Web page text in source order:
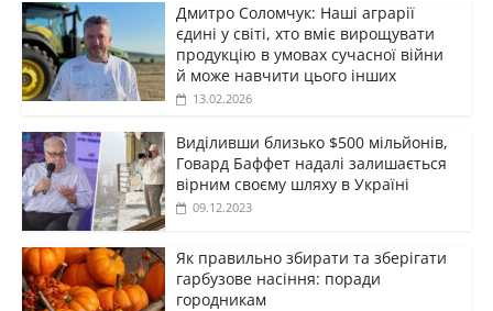
Дмитро Соломчук: Наші аграрії
єдині у світі, хто вміє вирощувати
продукцію в умовах сучасної війни
й може навчити цього інших
13.02.2026
Виділивши близько $500 мільйонів,
Говард Баффет надалі залишається
вірним своєму шляху в Україні
09.12.2023
Як правильно збирати та зберігати
гарбузове насіння: поради
городникам